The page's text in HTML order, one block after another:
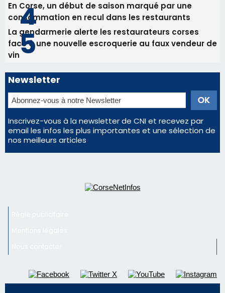
En Corse, un début de saison marqué par une
consommation en recul dans les restaurants
La gendarmerie alerte les restaurateurs corses
face à une nouvelle escroquerie au faux vendeur de
vin
Newsletter
Inscrivez-vous à la newsletter de CNI et recevez par
email les infos les plus importantes et une sélection de
nos meilleurs articles